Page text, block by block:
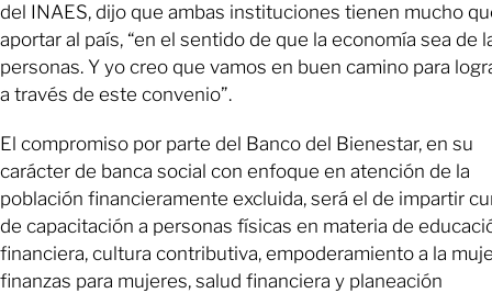
del INAES, dijo que ambas instituciones tienen mucho
aportar al país, “en el sentido de que la economía sea de
personas. Y yo creo que vamos en buen camino para
a través de este convenio”.
El compromiso por parte del Banco del Bienestar, en su
carácter de banca social con enfoque en atención de la
población financieramente excluida, será el de impartir
de capacitación a personas físicas en materia de
financiera, cultura contributiva, empoderamiento a la
finanzas para mujeres, salud financiera y planeación